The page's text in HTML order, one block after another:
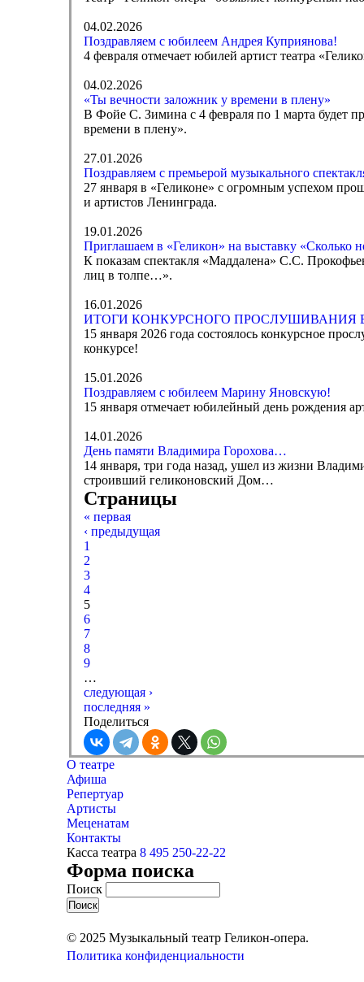
04.02.2026
Поздравляем с юбилеем Андрея Куприянова!
4 февраля отмечает юбилей артист театра
04.02.2026
«Ты вечности заложник у времени в плену»
В Фойе С. Зимина с 4 февраля по 1 марта будет
времени в плену».
27.01.2026
Поздравляем с премьерой музыкального
27 января в «Геликоне» с огромным успехом
и артистов Ленинграда.
19.01.2026
Приглашаем в «Геликон» на выставку
К показам спектакля «Маддалена» С.С.
лиц в толпе…».
16.01.2026
ИТОГИ КОНКУРСНОГО ПРОСЛУШИВАНИЯ
15 января 2026 года состоялось конкурсное
конкурсе!
15.01.2026
Поздравляем с юбилеем Марину Яновскую!
15 января отмечает юбилейный день рождения
14.01.2026
День памяти Владимира Горохова…
14 января, три года назад, ушел из жизни
строивший геликоновский Дом…
Страницы
« первая
‹ предыдущая
1
2
3
4
5
6
7
8
9
…
следующая ›
последняя »
Поделиться
О театре
Афиша
Репертуар
Артисты
Меценатам
Контакты
Касса театра 8 495 250-22-22
Форма поиска
Поиск
© 2025 Музыкальный театр Геликон-опера.
Политика конфиденциальности